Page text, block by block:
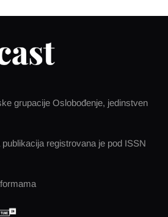
grupacije Oslobođenje, jedinstven
registrovana je pod ISSN